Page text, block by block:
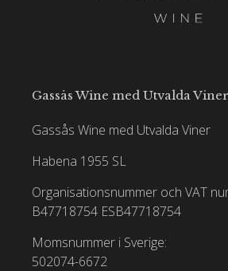
Gassås Wine med Utvalda Viner
Gassås Wine med Utvalda Viner
Habena 1955 SL
Organisationsnummer och VAT
B47718754 ESB47718754
Momsnummer i Sverige:
502074-6672